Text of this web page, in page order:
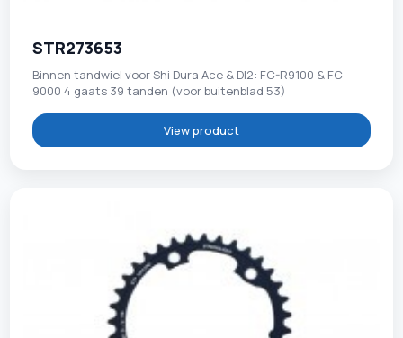
STR273653
Binnen tandwiel voor Shi Dura Ace & DI2: FC-R9100 & FC-
9000 4 gaats 39 tanden (voor buitenblad 53)
View product